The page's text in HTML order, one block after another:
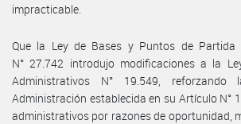
impracticable.
Que la Ley de Bases y Puntos de Partida
N° 27.742 introdujo modificaciones a la
Administrativos N° 19.549,
Administración establecida en su Artículo N°
administrativos por razones de oportunidad,